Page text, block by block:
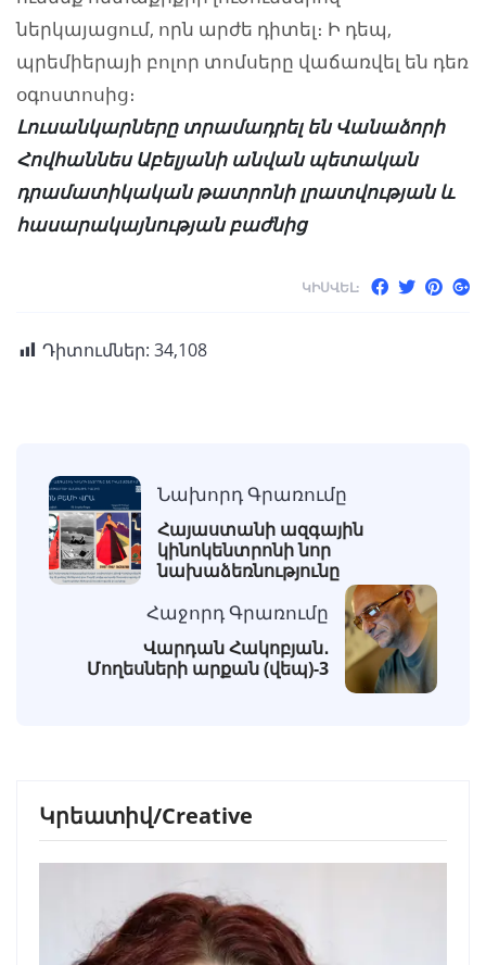
ներկայացում, որն արժե դիտել։ Ի դեպ,
պրեմիերայի բոլոր տոմսերը վաճառվել են դեռ
օգոստոսից։
Լուսանկարները տրամադրել են Վանաձորի
Հովհաննես Աբելյանի անվան պետական
դրամատիկական թատրոնի լրատվության և
հասարակայնության բաժնից
ԿԻՍՎԵԼ:
Դիտումներ: 34,108
Նախորդ Գրառումը
Հայաստանի ազգային
կինոկենտրոնի նոր
նախաձեռնությունը
Հաջորդ Գրառումը
Վարդան Հակոբյան․
Մողեսների արքան (վեպ)-3
Կրեատիվ/Creative